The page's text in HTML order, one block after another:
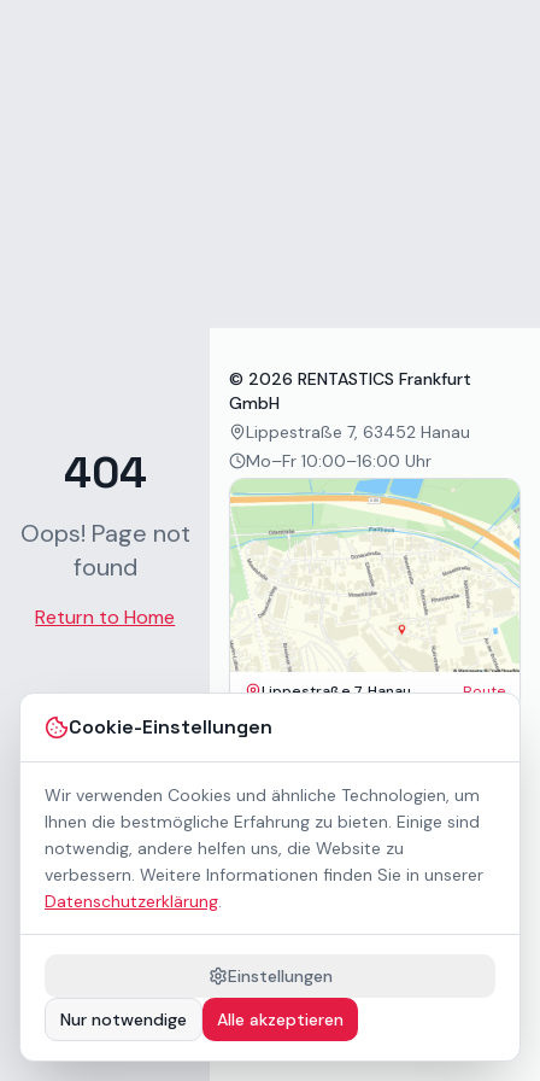
Cookie-Einstellungen
Wir verwenden Cookies und ähnliche Technologien, um
Ihnen die bestmögliche Erfahrung zu bieten. Einige sind
notwendig, andere helfen uns, die Website zu
verbessern. Weitere Informationen finden Sie in unserer
Datenschutzerklärung.
Einstellungen
Nur notwendige
Alle akzeptieren
404
Oops! Page not
found
Return to Home
© 2026 RENTASTICS Frankfurt
GmbH
Lippestraße 7, 63452 Hanau
Mo–Fr 10:00–16:00 Uhr
Lippestraße 7, Hanau Route
Impressum
Barrierefreiheit
Kontakt
Mietbedingungen
Cookie-Einstellungen
Downloads
Preisliste (PDF)
Barrierefrei nach WCAG 2.1 AA